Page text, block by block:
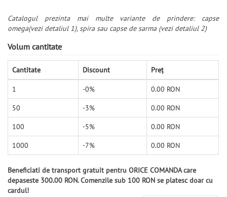
Catalogul prezinta mai multe variante de prindere: capse
omega(vezi detaliul 1), spira sau capse de sarma (vezi detaliul 2)
Volum cantitate
Cantitate Discount Preț
1 -0% 0.00 RON
50 -3% 0.00 RON
100 -5% 0.00 RON
1000 -7% 0.00 RON
Beneficiati de transport gratuit pentru ORICE COMANDA care
depaseste 300.00 RON. Comenzile sub 100 RON se platesc doar cu
cardul!